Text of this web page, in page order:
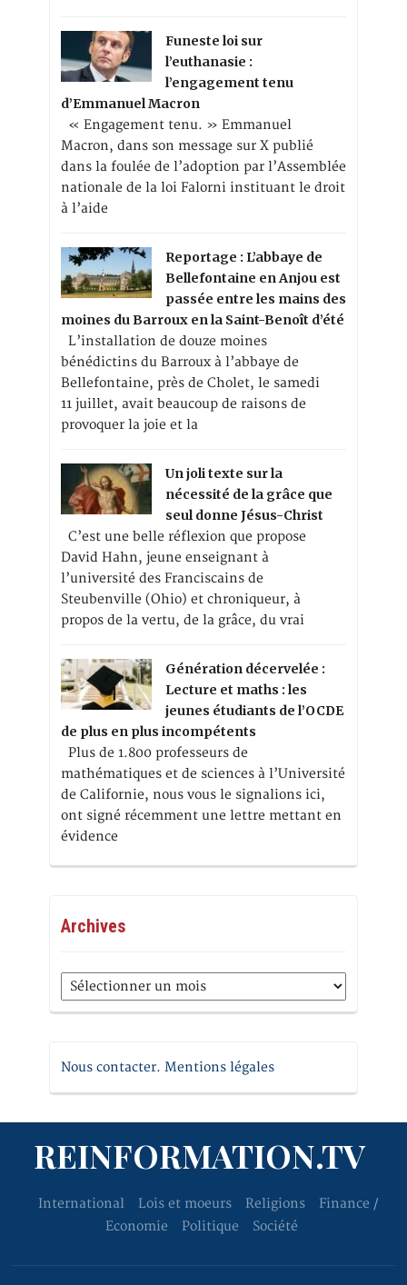
Funeste loi sur
l’euthanasie :
l’engagement tenu
d’Emmanuel Macron
« Engagement tenu. » Emmanuel
Macron, dans son message sur X publié
dans la foulée de l’adoption par l’Assemblée
nationale de la loi Falorni instituant le droit
à l’aide
Reportage : L’abbaye de
Bellefontaine en Anjou est
passée entre les mains des
moines du Barroux en la Saint-Benoît d’été
L’installation de douze moines
bénédictins du Barroux à l’abbaye de
Bellefontaine, près de Cholet, le samedi
11 juillet, avait beaucoup de raisons de
provoquer la joie et la
Un joli texte sur la
nécessité de la grâce que
seul donne Jésus-Christ
C’est une belle réflexion que propose
David Hahn, jeune enseignant à
l’université des Franciscains de
Steubenville (Ohio) et chroniqueur, à
propos de la vertu, de la grâce, du vrai
Génération décervelée :
Lecture et maths : les
jeunes étudiants de l’OCDE
de plus en plus incompétents
Plus de 1.800 professeurs de
mathématiques et de sciences à l’Université
de Californie, nous vous le signalions ici,
ont signé récemment une lettre mettant en
évidence
Archives
Archives
Nous contacter. Mentions légales
REINFORMATION.TV
International Lois et moeurs Religions
Finance /
Economie
Politique Société